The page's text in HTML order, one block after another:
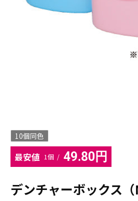
10個同色
最安値 1個 / 49.80円
デンチャーボックス（